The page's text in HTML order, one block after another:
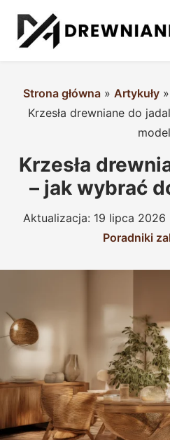
Strona główna» Artykuły»
Krzesła drewniane do
Krzesła
– jak wybrać
Aktualizacja: 19 lipca 2026
Poradniki